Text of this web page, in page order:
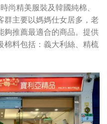
尚精美服裝及韓國純棉、
群主要以媽媽仕女居多，老
夠推薦最適合的商品。提供
棉料包括：義大利絲、精梳